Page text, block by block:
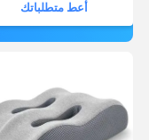
أعط متطلباتك